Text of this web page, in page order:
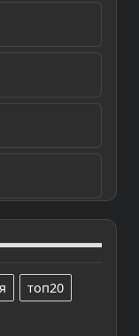
топ20